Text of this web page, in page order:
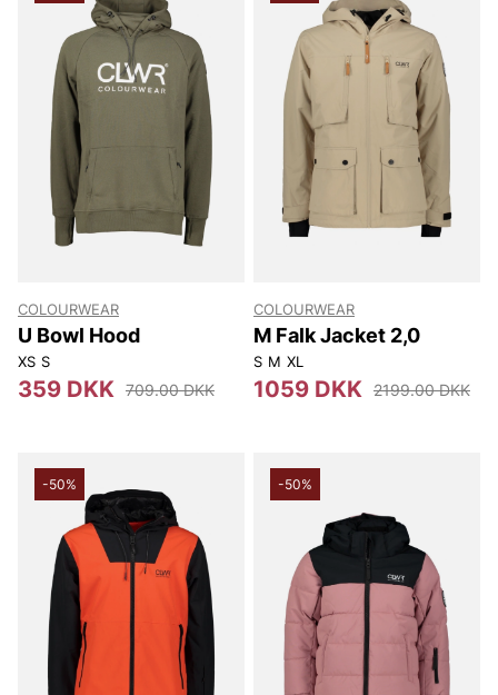
COLOURWEAR
U Bowl Hood
XS S
359 DKK 709.00 DKK
COLOURWEAR
M Falk Jacket 2,0
S M XL
1059 DKK 2199.00 DKK
-50% -50%